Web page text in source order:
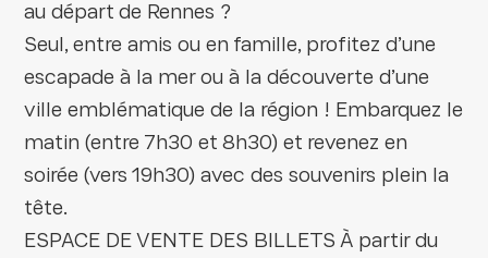
au départ de Rennes ?
Seul, entre amis ou en famille, profitez d’une
escapade à la mer ou à la découverte d’une
ville emblématique de la région ! Embarquez le
matin (entre 7h30 et 8h30) et revenez en
soirée (vers 19h30) avec des souvenirs plein la
tête.
ESPACE DE VENTE DES BILLETS À partir du